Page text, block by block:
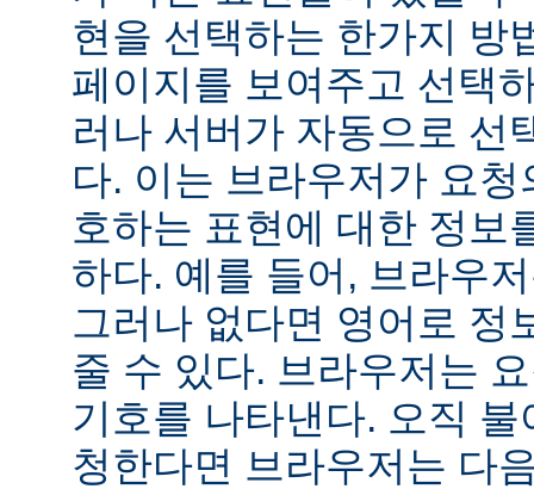
현을 선택하는 한가지 방
페이지를 보여주고 선택
러나 서버가 자동으로 선
다. 이는 브라우저가 요
호하는 표현에 대한 정보
하다. 예를 들어, 브라우
그러나 없다면 영어로 정
줄 수 있다. 브라우저는
기호를 나타낸다. 오직
청한다면 브라우저는 다